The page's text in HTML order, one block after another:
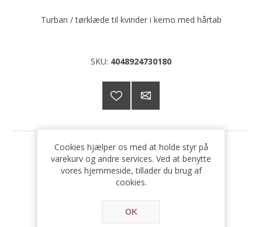
Turban / tørklæde til kvinder i kemo med hårtab
SKU: 4048924730180
629,00 DKK
Cookies hjælper os med at holde styr på
varekurv og andre services. Ved at benytte
vores hjemmeside, tillader du brug af
cookies.
OK